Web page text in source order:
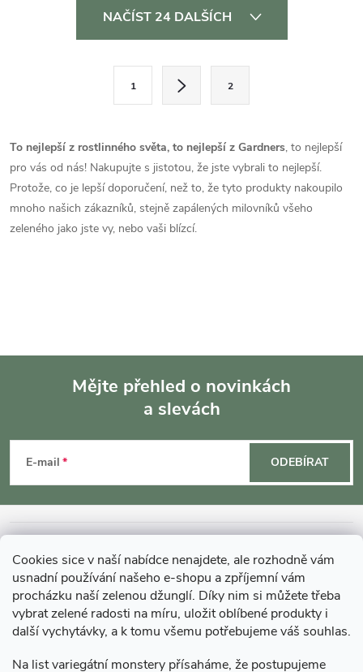
Cookies sice v naší nabídce nenajdete, ale rozhodně vám
usnadní používání našeho e-shopu a zpříjemní vám
procházku naší zelenou džunglí. Díky nim si můžete třeba
vybrat zelené radosti na míru, uložit oblíbené produkty i
další vychytávky, a k tomu všemu potřebujeme váš souhlas.
Na list variegátní monstery přísaháme, že postupujeme
d
a
c
í
k
v
p
i
s
u
NAČÍST 24 DALŠÍCH
á
n
k
o
v
1 2
To nejlepší z rostlinného světa, to nejlepší z Gardners, to nejlepší
pro vás od nás! Nakupujte s jistotou, že jste vybrali to nejlepší.
Protože, co je lepší doporučení, než to, že tyto produkty nakoupilo
mnoho našich zákazníků, stejně zapálených milovníků všeho
zeleného jako jste vy, nebo vaši blízcí.
p
a
Mějte přehled o novinkách
a slevách
E-mail ODEBÍRAT
MOHLO BY VÁS ZAJÍMAT
O GARDNERS